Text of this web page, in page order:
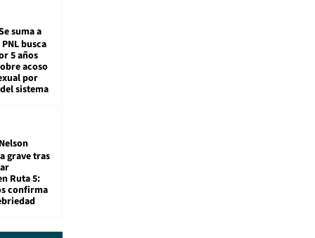
suma a
busca
5 años
acoso
por
sistema
Nelson
grave tras
Ruta 5:
confirma